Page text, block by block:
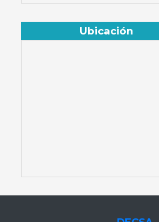
Ubicación